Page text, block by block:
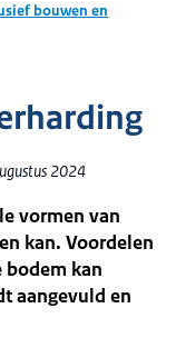
bouwen en
2024
vormen van
kan. Voordelen
bodem kan
aangevuld en